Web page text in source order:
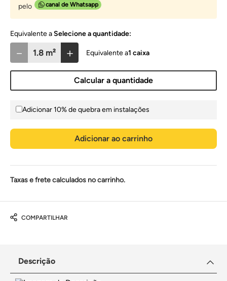
pelo
canal de Whatsapp
＋
－
Selecione a quantidade:
1 caixa
Calcular a quantidade
Adicionar 10% de quebra em instalações
Adicionar ao carrinho
Taxas e frete calculados no carrinho.
COMPARTILHAR
Descrição